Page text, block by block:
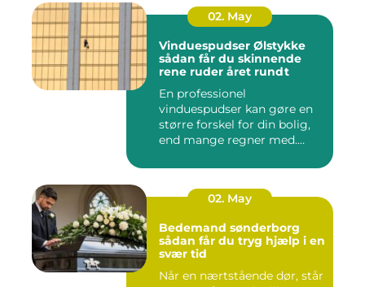
02. May
Vinduespudser Ølstykke
sådan får du skinnende
rene ruder året rundt
En professionel
vinduespudser kan gøre en
større forskel for din bolig,
end mange regner med.
02. May
Bedemand sønderborg
sådan får du tryg hjælp i en
svær tid
Når en nærtstående dør, står